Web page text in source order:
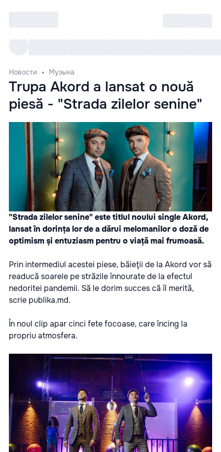
Новости Музыка
Trupa Akord a lansat o nouă
piesă - "Strada zilelor senine"
"Strada zilelor senine" este titlul noului single Akord,
lansat în dorința lor de a dărui melomanilor o doză de
optimism și entuziasm pentru o viață mai frumoasă.
Prin intermediul acestei piese, băieţii de la Akord vor să
readucă soarele pe străzile înnourate de la efectul
nedoritei pandemii. Să le dorim succes că îl merită,
scrie publika.md.
În noul clip apar cinci fete focoase, care încing la
propriu atmosfera.